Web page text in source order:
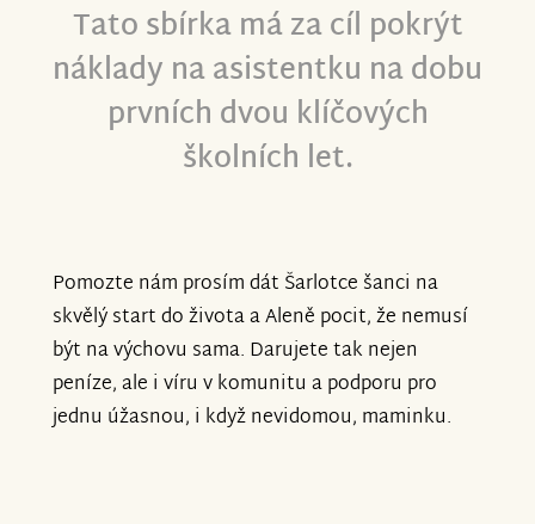
Tato sbírka má za cíl pokrýt
náklady na asistentku na dobu
prvních dvou klíčových
školních let.
Pomozte nám prosím dát Šarlotce šanci na
skvělý start do života a Aleně pocit, že nemusí
být na výchovu sama. Darujete tak nejen
peníze, ale i víru v komunitu a podporu pro
jednu úžasnou, i když nevidomou, maminku.